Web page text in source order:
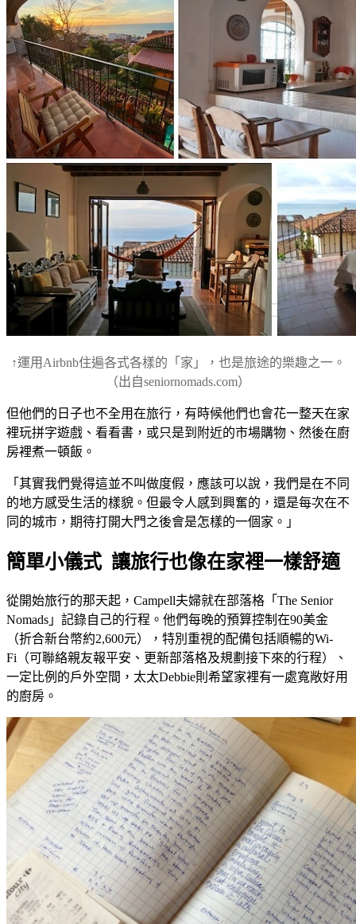
↑運用Airbnb住遍各式各樣的「家」，也是旅途的樂趣之一。
（出自seniornomads.com）
但他們的日子也不全用在旅行，有時候他們也會花一整天在家
裡玩拼字遊戲、看看書，或只是到附近的市場購物、然後在廚
房裡煮一頓飯。
「其實我們覺得這並不叫做度假，應該可以說，我們是在不同
的地方感受生活的樣貌。但最令人感到興奮的，還是每次在不
同的城市，期待打開大門之後會是怎樣的一個家。」
簡單小儀式 讓旅行也像在家裡一樣舒適
從開始旅行的那天起，Campell夫婦就在部落格「The Senior
Nomads」記錄自己的行程。他們每晚的預算控制在90美金
（折合新台幣約2,600元），特別重視的配備包括順暢的Wi-
Fi（可聯絡親友報平安、更新部落格及規劃接下來的行程）、
一定比例的戶外空間，太太Debbie則希望家裡有一處寬敞好用
的廚房。